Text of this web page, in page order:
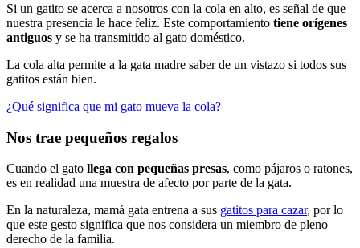
Si un gatito se acerca a nosotros con la cola en alto, es señal de que
nuestra presencia le hace feliz. Este comportamiento tiene orígenes
antiguos y se ha transmitido al gato doméstico.
La cola alta permite a la gata madre saber de un vistazo si todos sus
gatitos están bien.
¿Qué significa que mi gato mueva la cola?
Nos trae pequeños regalos
Cuando el gato llega con pequeñas presas, como pájaros o ratones,
es en realidad una muestra de afecto por parte de la gata.
En la naturaleza, mamá gata entrena a sus gatitos para cazar, por lo
que este gesto significa que nos considera un miembro de pleno
derecho de la familia.